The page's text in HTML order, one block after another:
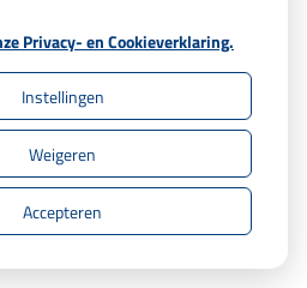
gegeven voor
die nodig is om dit te zien.
wijzigen
Privacy- en Cookieverklaring.
Instellingen
Weigeren
Accepteren